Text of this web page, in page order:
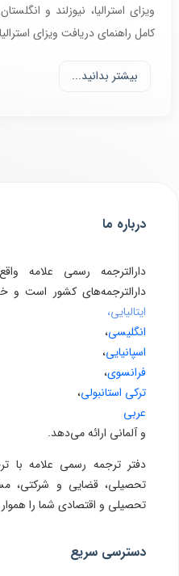
ویزای استرالیا، نیوزلند و
کامل راهنمای دریافت ویزای
بیشتر بدانید...
درباره ما
دارالترجمه رسمی علامه
دارالترجمه‌های کشور است و
ایتالیایی،
انگلیسی،
اسپانیایی،
فرانسوی،
ترکی استانبولی،
عربی
و آلمانی ارائه می‌دهد.
دفتر ترجمه رسمی علامه با
تحصیلی، قضایی و شرکتی،
تحصیلی و اقتصادی شما را
دسترسی سریع